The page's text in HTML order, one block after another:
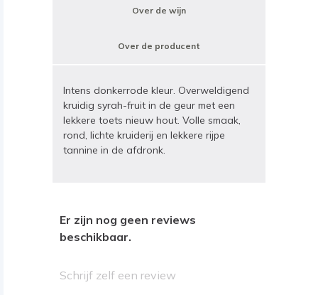
Over de wijn
Over de producent
Intens donkerrode kleur. Overweldigend
kruidig syrah-fruit in de geur met een
lekkere toets nieuw hout. Volle smaak,
rond, lichte kruiderij en lekkere rijpe
tannine in de afdronk.
Er zijn nog geen reviews
beschikbaar.
Schrijf zelf een review